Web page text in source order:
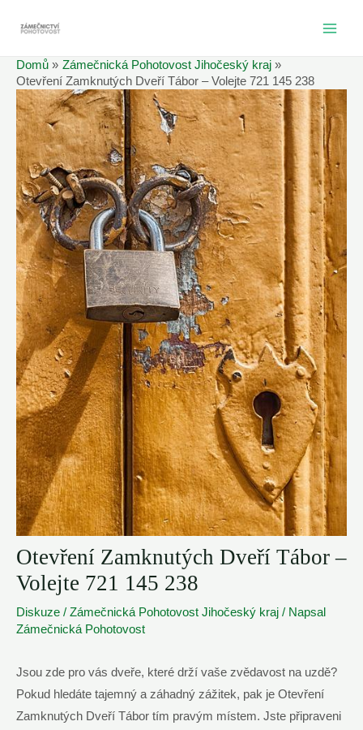
Domů
Zámečnická Pohotovost Jihočeský kraj
Otevření Zamknutých Dveří Tábor – Volejte 721 145 238
Otevření Zamknutých Dveří Tábor –
Volejte 721 145 238
Diskuze / Zámečnická Pohotovost Jihočeský kraj / Napsal
Zámečnická Pohotovost
Jsou zde pro⁣ vás dveře, které drží vaše zvědavost na uzdě?
Pokud hledáte tajemný ​a záhadný zážitek, pak je Otevření
Zamknutých Dveří Tábor tím pravým ‌místem. Jste⁣ připraveni